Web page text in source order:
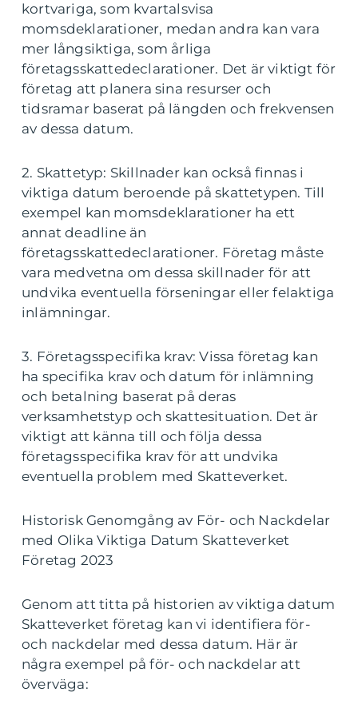
kortvariga, som kvartalsvisa
momsdeklarationer, medan andra kan vara
mer långsiktiga, som årliga
företagsskattedeclarationer. Det är viktigt för
företag att planera sina resurser och
tidsramar baserat på längden och frekvensen
av dessa datum.
2. Skattetyp: Skillnader kan också finnas i
viktiga datum beroende på skattetypen. Till
exempel kan momsdeklarationer ha ett
annat deadline än
företagsskattedeclarationer. Företag måste
vara medvetna om dessa skillnader för att
undvika eventuella förseningar eller felaktiga
inlämningar.
3. Företagsspecifika krav: Vissa företag kan
ha specifika krav och datum för inlämning
och betalning baserat på deras
verksamhetstyp och skattesituation. Det är
viktigt att känna till och följa dessa
företagsspecifika krav för att undvika
eventuella problem med Skatteverket.
Historisk Genomgång av För- och Nackdelar
med Olika Viktiga Datum Skatteverket
Företag 2023
Genom att titta på historien av viktiga datum
Skatteverket företag kan vi identifiera för-
och nackdelar med dessa datum. Här är
några exempel på för- och nackdelar att
överväga: